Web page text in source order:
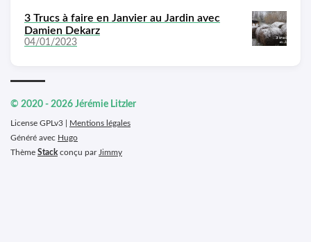
3 Trucs à faire en Janvier au Jardin avec
Damien Dekarz
04/01/2023
© 2020 - 2026 Jérémie Litzler
License GPLv3 | Mentions légales
Généré avec Hugo
Thème Stack conçu par Jimmy